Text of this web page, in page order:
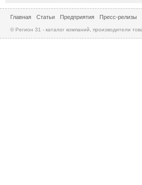
Главная Статьи Предприятия Пресс-релизы
© Регион 31 - каталог компаний, производители